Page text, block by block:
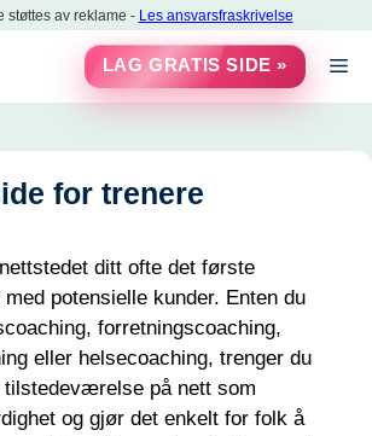
støttes av reklame - Les ansvarsfraskrivelse
LAG GRATIS SIDE »
for trenere
ditt ofte det første
potensielle kunder. Enten du
forretningscoaching,
eller helsecoaching, trenger du
tilstedeværelse på nett som
og gjør det enkelt for folk å